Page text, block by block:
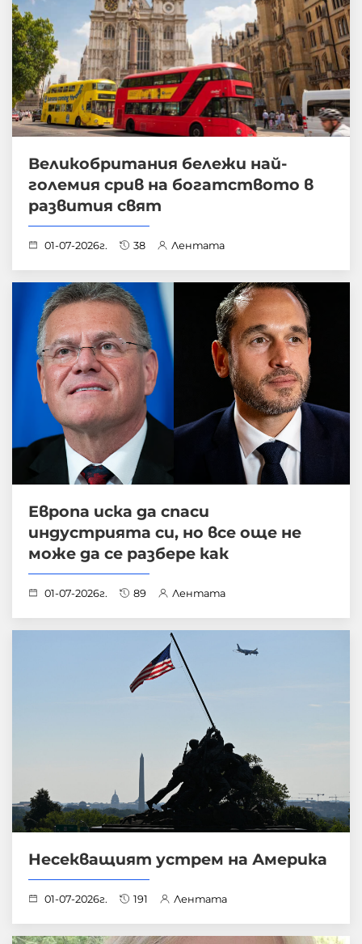
Великобритания бележи най-
големия срив на богатството в
развития свят
01-07-2026г. 38 Лентата
Европа иска да спаси
индустрията си, но все още не
може да се разбере как
01-07-2026г. 89 Лентата
Несекващият устрем на Америка
01-07-2026г. 191 Лентата